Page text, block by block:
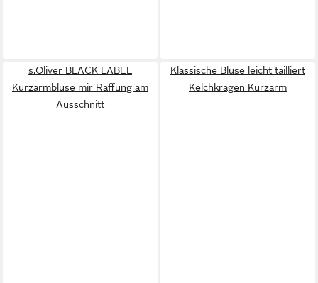
s.Oliver BLACK LABEL
Kurzarmbluse mir Raffung am
Ausschnitt
Klassische Bluse leicht tailliert
Kelchkragen Kurzarm